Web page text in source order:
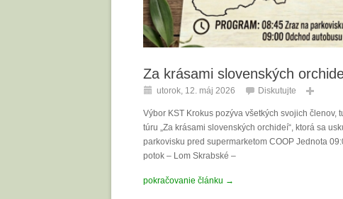
Za krásami slovenských
utorok, 12. máj 2026 Diskutujte
Výbor KST Krokus pozýva všetkých svojich
túru „Za krásami slovenských orchideí“, ktorá sa
parkovisku pred supermarketom COOP Jednota
potok – Lom Skrabské –
pokračovanie článku →